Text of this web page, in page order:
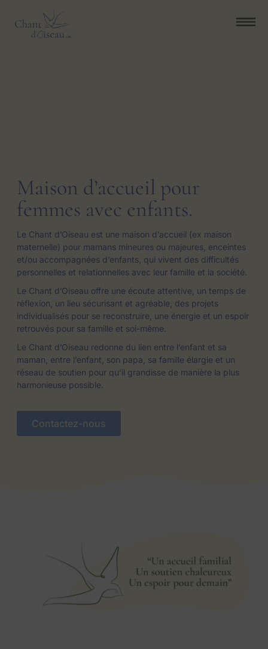
Maison d’accueil pour
femmes avec enfants.
Le Chant d’Oiseau est une maison d’accueil (ex maison
maternelle) pour mamans mineures ou majeures, enceintes
et/ou accompagnées d’enfants, qui vivent des difficultés
personnelles et relationnelles avec leur famille et la société.
Le Chant d’Oiseau offre une écoute attentive, un temps de
réflexion, un lieu sécurisant et agréable, des projets
individualisés pour se reconstruire, une énergie et un espoir
retrouvés pour sa famille et soi-même.
Le Chant d’Oiseau redonne du lien entre l’enfant et sa
maman, entre l’enfant, son papa, sa famille élargie et un
réseau de soutien pour qu’il grandisse de manière la plus
harmonieuse possible.
Contactez-nous